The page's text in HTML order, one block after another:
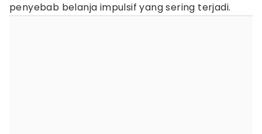
penyebab belanja impulsif yang sering terjadi.